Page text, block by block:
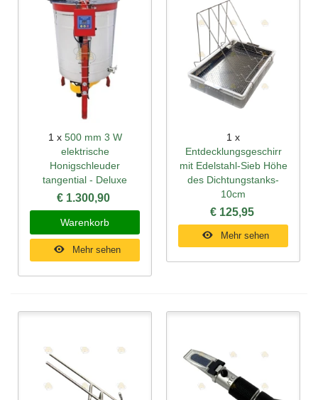
1 x 500 mm 3 W
elektrische
Honigschleuder
tangential - Deluxe
€ 1.300,90
Warenkorb
Mehr sehen
1 x
Entdecklungsgeschirr
mit Edelstahl-Sieb Höhe
des Dichtungstanks-
10cm
€ 125,95
Mehr sehen